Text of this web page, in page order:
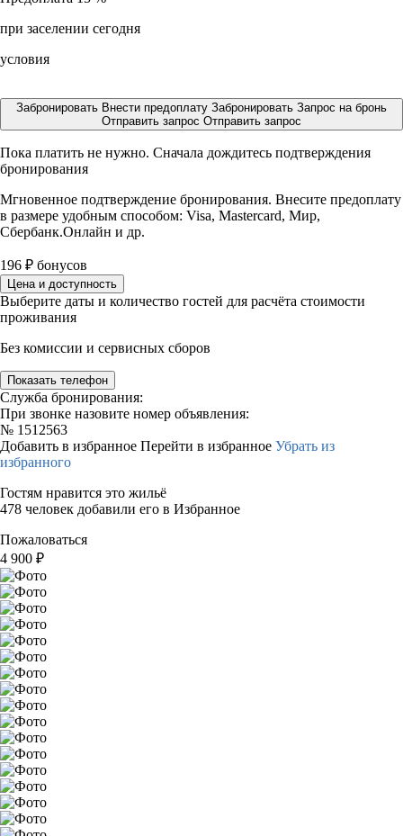
при заселении сегодня
условия
Забронировать Внести предоплату Забронировать Запрос на бронь
Отправить запрос Отправить запрос
Пока платить не нужно. Сначала дождитесь подтверждения
бронирования
Мгновенное подтверждение бронирования. Внесите предоплату
в размере удобным способом: Visa, Mastercard, Мир,
Сбербанк.Онлайн и др.
196 ₽ бонусов
Цена и доступность
Выберите даты и количество гостей для расчёта стоимости
проживания
Без комиссии и сервисных сборов
Показать телефон
Служба бронирования:
При звонке назовите номер объявления:
№ 1512563
Добавить в избранное Перейти в избранное Убрать из
избранного
Гостям нравится это жильё
478 человек добавили его в Избранное
Пожаловаться
4 900 ₽